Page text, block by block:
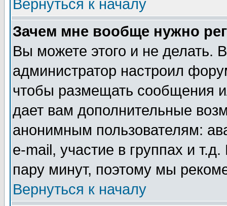
Вернуться к началу
Зачем мне вообще нужно
Вы можете этого и не делать.
администратор настроил
чтобы размещать сообщения
дает вам дополнительные
анонимным пользователям:
e-mail, участие в группах и
пару минут, поэтому мы
Вернуться к началу